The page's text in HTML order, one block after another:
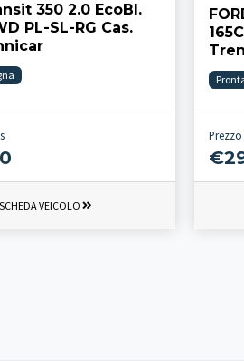
350 2.0 EcoBl.
PL-SL-RG Cas.
SCHEDA VEICOLO